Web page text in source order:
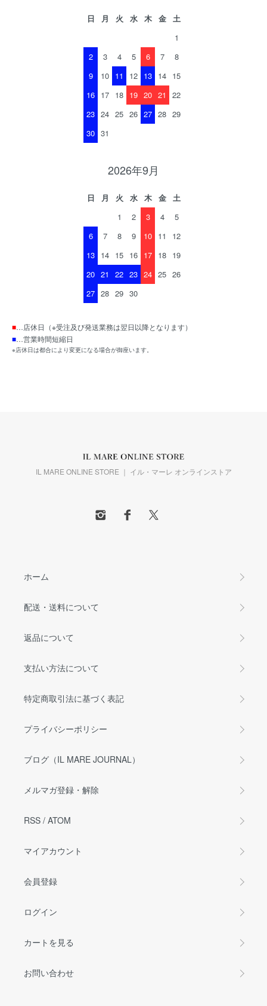
日 月 火 水 木 金
土
1
2
3 4 5 6 7
8
9
10 11 12 13 14 15
16 17 18 19 20 21
22
23 24 25 26 27 28 29
30 31
2026年9月
日 月 火 水 木 金
土
1
2 3 4
5
6
7 8 9 10 11
12
13 14 15 16 17 18 19
20 21 22 23 24 25 26
27 28 29 30
■…店休日（※受注及び発送業務は翌日以降となります）
■…営業時間短縮日
※店休日は都合により変更になる場合が御座います。
IL MARE ONLINE STORE ｜ イル・マーレ オンラインストア
ホーム
配送・送料について
返品について
支払い方法について
特定商取引法に基づく表記
プライバシーポリシー
ブログ（IL MARE JOURNAL）
メルマガ登録・解除
RSS / ATOM
マイアカウント
会員登録
ログイン
カートを見る
お問い合わせ